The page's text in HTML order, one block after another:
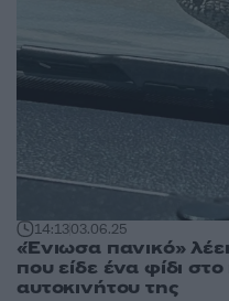
14:1303.06.25
«Ένιωσα πανικό»
που είδε ένα φίδι
αυτοκινήτου της